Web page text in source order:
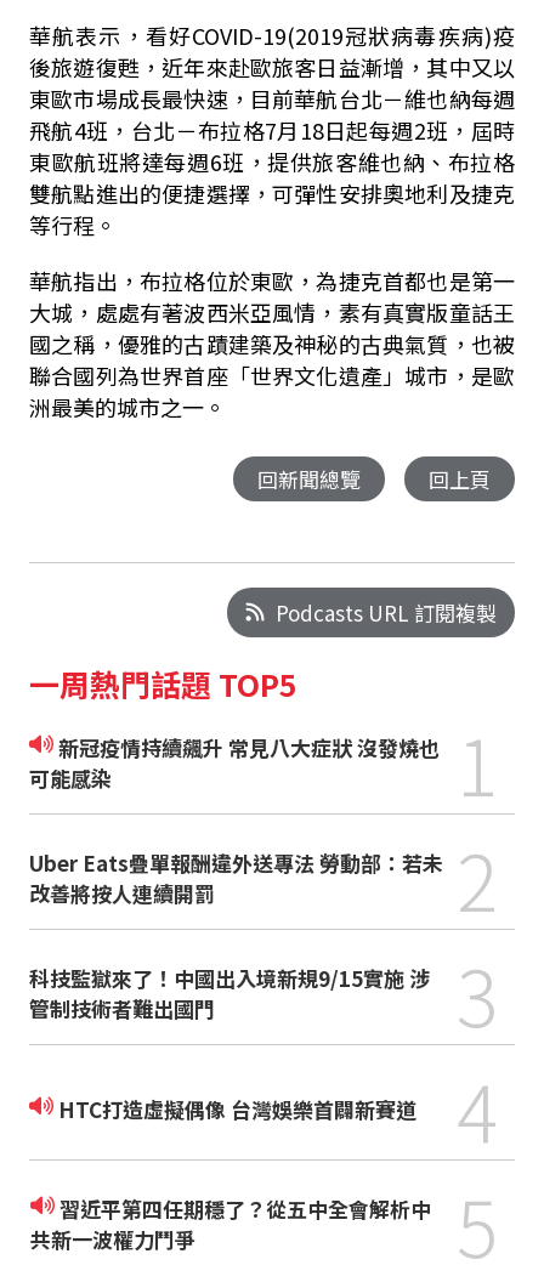
華航表示，看好COVID-19(2019冠狀病毒疾病)疫
後旅遊復甦，近年來赴歐旅客日益漸增，其中又以
東歐市場成長最快速，目前華航台北－維也納每週
飛航4班，台北－布拉格7月18日起每週2班，屆時
東歐航班將達每週6班，提供旅客維也納、布拉格
雙航點進出的便捷選擇，可彈性安排奧地利及捷克
等行程。
華航指出，布拉格位於東歐，為捷克首都也是第一
大城，處處有著波西米亞風情，素有真實版童話王
國之稱，優雅的古蹟建築及神秘的古典氣質，也被
聯合國列為世界首座「世界文化遺產」城市，是歐
洲最美的城市之一。
回新聞總覽 回上頁
Podcasts URL 訂閱複製
一周熱門話題 TOP5
新冠疫情持續飆升 常見八大症狀 沒發燒也
可能感染
1
Uber Eats疊單報酬違外送專法 勞動部：若未
改善將按人連續開罰
2
科技監獄來了！中國出入境新規9/15實施 涉
管制技術者難出國門
3
HTC打造虛擬偶像 台灣娛樂首闢新賽道 4
習近平第四任期穩了？從五中全會解析中
共新一波權力鬥爭
5